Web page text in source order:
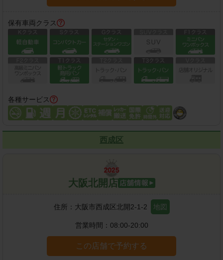
保有車両クラス
各種サービス
西成区
大阪北開店
住所： 大阪市西成区北開2-1-2 地図
営業時間： 08:00-20:00
この店舗で予約する